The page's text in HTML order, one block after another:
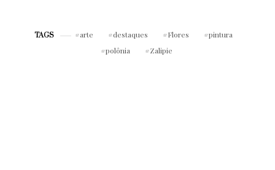
TAGS arte destaques Flores
pintura
polônia
Zalipie